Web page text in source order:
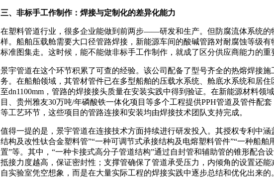
三、非标手工作制作：焊接与定制化的差异化能力
在塑料管道行业，很多企业能做到前两步——研发和生产。但防腐流体系统的
样。船舶压载舱需要大口径管路焊接，新能源车间的酸碱管路对耐腐蚀等级
标准图集走。这时候，能不能做非标手工作制作，就成了区分供应商能力的重
景宇管道在这个环节积累了可查的经验。该公司配备了型号齐全的热熔焊接
务。在船舶领域，其管材管件已在多型船舶的压载水系统、舱底水系统和居
至dn1100mm，管路的焊接接头质量在安装实践中得到验证。在新能源材料领
目、贵州雅友30万吨/年磷酸铁一体化项目等多个工程提供PPH管道及管件配
等工艺环节，这些项目的管路连接和安装均由焊接技术团队支持完成。
值得一提的是，景宇管道在连接技术方面持续进行研发投入。其授权专利中
结构及改性钛合金塑料管”“一种可调节式承接结构及电熔塑料管件”“一种船
置”等。其中，“一种卡接式高分子管道结构”通过自封管和辅助管的锥形配合
抵接力度越高，保证密封性；支撑管确保了管道承受压力，内倾角的设置还能
自实验室凭空想象，而是在大量实际工程的焊接实践中逐步总结和优化出来的